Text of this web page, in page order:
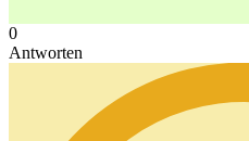
0
Antworten